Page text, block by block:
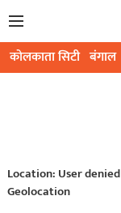
कोलकाता सिटी बंगाल
Location: User denied
Geolocation